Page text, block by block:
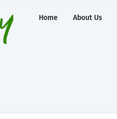
Home About Us